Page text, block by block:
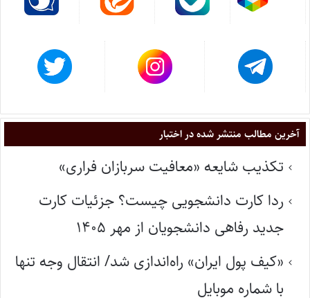
آخرین مطالب منتشر شده در اختبار
تکذیب شایعه «معافیت سربازان فراری»
ردا کارت دانشجویی چیست؟ جزئیات کارت
جدید رفاهی دانشجویان از مهر ۱۴۰۵
«کیف پول ایران» راه‌اندازی شد/ انتقال وجه تنها
با شماره موبایل